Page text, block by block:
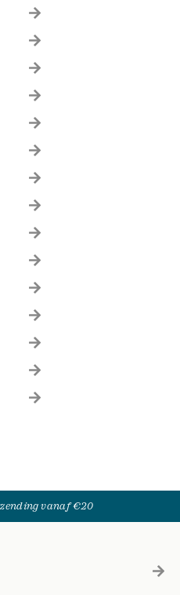
vanaf €20